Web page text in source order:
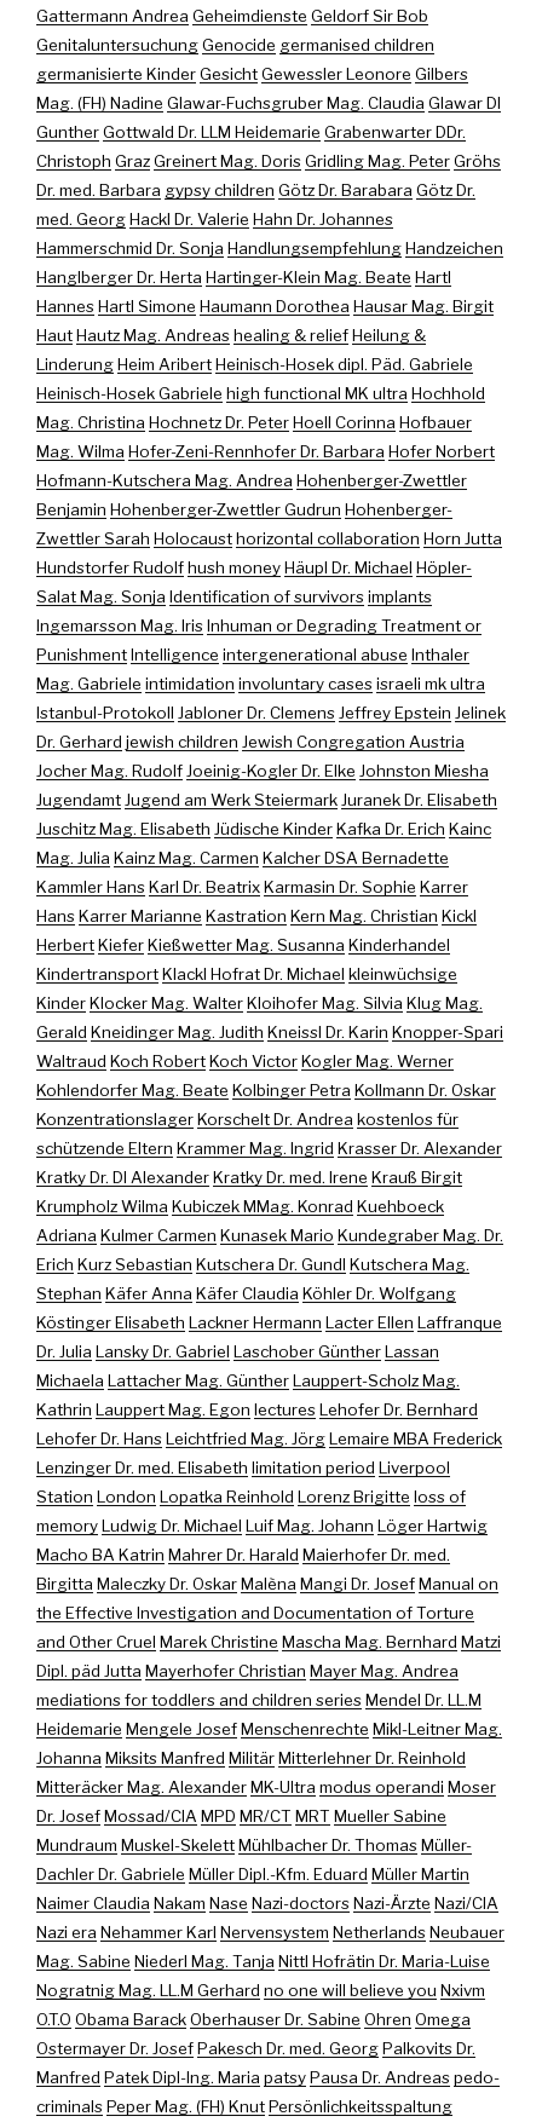
Gattermann Andrea Geheimdienste Geldorf Sir Bob
GenitaluntersuchungGenocide germanised children
germanisierte KinderGesichtGewessler Leonore Gilbers
Mag. (FH) Nadine Glawar-Fuchsgruber Mag. Claudia Glawar DI
GuntherGottwald Dr. LLM Heidemarie Grabenwarter DDr.
Christoph GrazGreinert Mag. DorisGridling Mag. PeterGröhs
Dr. med. Barbara gypsy children Götz Dr. Barabara Götz Dr.
med. GeorgHackl Dr. Valerie Hahn Dr. Johannes
Hammerschmid Dr. Sonja HandlungsempfehlungHandzeichen
Hanglberger Dr. Herta Hartinger-Klein Mag. Beate Hartl
HannesHartl Simone Haumann Dorothea Hausar Mag. Birgit
HautHautz Mag. Andreashealing & reliefHeilung &
LinderungHeim AribertHeinisch-Hosek dipl. Päd. Gabriele
Heinisch-Hosek Gabriele high functional MK ultra Hochhold
Mag. Christina Hochnetz Dr. PeterHoell Corinna Hofbauer
Mag. Wilma Hofer-Zeni-Rennhofer Dr. Barbara Hofer Norbert
Hofmann-Kutschera Mag. Andrea Hohenberger-Zwettler
Benjamin Hohenberger-Zwettler Gudrun Hohenberger-
Zwettler Sarah Holocausthorizontal collaboration Horn Jutta
Hundstorfer Rudolfhush moneyHäupl Dr. Michael Höpler-
Salat Mag. Sonja Identification of survivorsimplants
Ingemarsson Mag. IrisInhuman or Degrading Treatment or
PunishmentIntelligence intergenerational abuse Inthaler
Mag. Gabriele intimidation involuntary casesisraeli mk ultra
Istanbul-Protokoll Jabloner Dr. Clemens Jeffrey Epstein Jelinek
Dr. Gerhard jewish children Jewish Congregation Austria
Jocher Mag. Rudolf Joeinig-Kogler Dr. Elke Johnston Miesha
Jugendamt Jugend am Werk Steiermark Juranek Dr. Elisabeth
Juschitz Mag. Elisabeth Jüdische KinderKafka Dr. Erich Kainc
Mag. Julia Kainz Mag. Carmen Kalcher DSA Bernadette
Kammler HansKarl Dr. BeatrixKarmasin Dr. Sophie Karrer
HansKarrer Marianne Kastration Kern Mag. Christian Kickl
HerbertKieferKießwetter Mag. Susanna Kinderhandel
KindertransportKlackl Hofrat Dr. Michael kleinwüchsige
KinderKlocker Mag. WalterKloihofer Mag. Silvia Klug Mag.
Gerald Kneidinger Mag. Judith Kneissl Dr. Karin Knopper-Spari
Waltraud Koch RobertKoch VictorKogler Mag. Werner
Kohlendorfer Mag. Beate Kolbinger Petra Kollmann Dr. Oskar
KonzentrationslagerKorschelt Dr. Andrea kostenlos für
schützende Eltern Krammer Mag. Ingrid Krasser Dr. Alexander
Kratky Dr. DI AlexanderKratky Dr. med. Irene Krauß Birgit
Krumpholz Wilma Kubiczek MMag. Konrad Kuehboeck
Adriana Kulmer Carmen Kunasek Mario Kundegraber Mag. Dr.
Erich Kurz Sebastian Kutschera Dr. Gundl Kutschera Mag.
Stephan Käfer Anna Käfer Claudia Köhler Dr. Wolfgang
Köstinger Elisabeth Lackner Hermann Lacter Ellen Laffranque
Dr. Julia Lansky Dr. Gabriel Laschober GüntherLassan
Michaela Lattacher Mag. GüntherLauppert-Scholz Mag.
Kathrin Lauppert Mag. Egon lecturesLehofer Dr. Bernhard
Lehofer Dr. HansLeichtfried Mag. JörgLemaire MBA Frederick
Lenzinger Dr. med. Elisabeth limitation period Liverpool
Station London Lopatka Reinhold Lorenz Brigitte loss of
memoryLudwig Dr. Michael Luif Mag. Johann Löger Hartwig
Macho BA Katrin Mahrer Dr. Harald Maierhofer Dr. med.
Birgitta Maleczky Dr. OskarMalèna Mangi Dr. JosefManual on
the Effective Investigation and Documentation of Torture
and Other Cruel Marek Christine Mascha Mag. Bernhard Matzi
Dipl. päd Jutta Mayerhofer Christian Mayer Mag. Andrea
mediations for toddlers and children seriesMendel Dr. LL.M
Heidemarie Mengele JosefMenschenrechte Mikl-Leitner Mag.
Johanna Miksits Manfred MilitärMitterlehner Dr. Reinhold
Mitteräcker Mag. AlexanderMK-Ultra modus operandi Moser
Dr. JosefMossad/CIA MPD MR/CT MRT Mueller Sabine
Mundraum Muskel-SkelettMühlbacher Dr. ThomasMüller-
Dachler Dr. Gabriele Müller Dipl.-Kfm. Eduard Müller Martin
Naimer Claudia Nakam Nase Nazi-doctorsNazi-Ärzte Nazi/CIA
Nazi era Nehammer Karl Nervensystem NetherlandsNeubauer
Mag. Sabine Niederl Mag. Tanja Nittl Hofrätin Dr. Maria-Luise
Nogratnig Mag. LL.M Gerhard no one will believe you Nxivm
O.T.O Obama BarackOberhauser Dr. Sabine Ohren Omega
Ostermayer Dr. JosefPakesch Dr. med. GeorgPalkovits Dr.
Manfred Patek Dipl-Ing. Maria patsyPausa Dr. Andreaspedo-
criminalsPeper Mag. (FH) KnutPersönlichkeitsspaltung